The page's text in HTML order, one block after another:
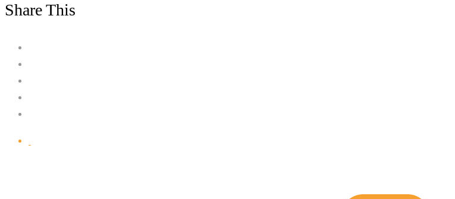
Share This